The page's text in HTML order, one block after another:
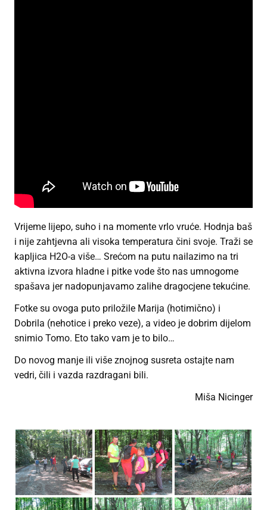
Vrijeme lijepo, suho i na momente vrlo vruće. Hodnja baš
i nije zahtjevna ali visoka temperatura čini svoje. Traži se
kapljica H2O-a više… Srećom na putu nailazimo na tri
aktivna izvora hladne i pitke vode što nas umnogome
spašava jer nadopunjavamo zalihe dragocjene tekućine.
Fotke su ovoga puto priložile Marija (hotimično) i
Dobrila (nehotice i preko veze), a video je dobrim dijelom
snimio Tomo. Eto tako vam je to bilo…
Do novog manje ili više znojnog susreta ostajte nam
vedri, čili i vazda razdragani bili.
Miša Nicinger